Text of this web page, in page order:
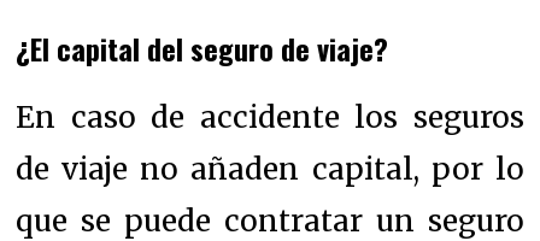
¿El capital del seguro de viaje?
En caso de accidente los seguros
de viaje no añaden capital, por lo
que se puede contratar un seguro